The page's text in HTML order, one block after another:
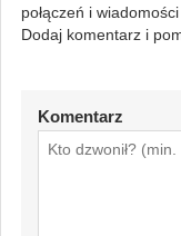
połączeń i
Dodaj komentarz i
Komentarz